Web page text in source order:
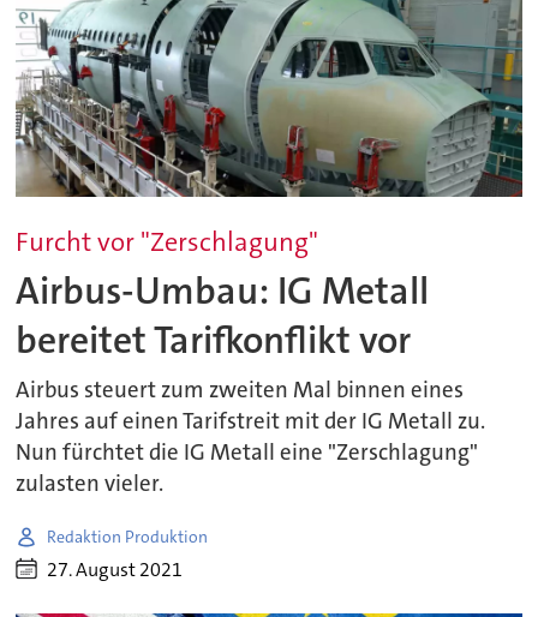
Furcht vor "Zerschlagung"
Airbus-Umbau: IG Metall
bereitet Tarifkonflikt vor
Airbus steuert zum zweiten Mal binnen eines
Jahres auf einen Tarifstreit mit der IG Metall zu.
Nun fürchtet die IG Metall eine "Zerschlagung"
zulasten vieler.
Redaktion Produktion
27. August 2021